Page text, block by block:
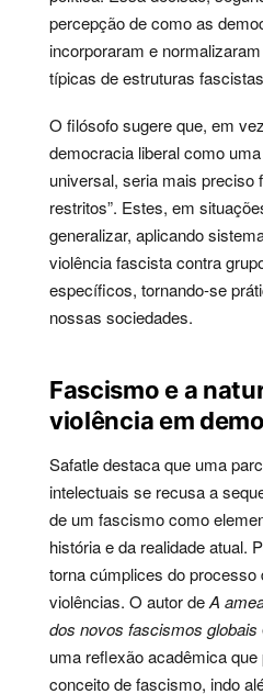
percepção de como as
incorporaram e
típicas de estruturas
O filósofo sugere que, em
democracia liberal como
universal, seria mais preciso
restritos”. Estes, em
generalizar, aplicando
violência fascista contra
específicos, tornando-se
nossas sociedades.
Fascismo e a
violência em
Safatle destaca que uma
intelectuais se recusa a
de um fascismo como
história e da realidade atual.
torna cúmplices do processo
violências. O autor deA
dos novos fascismos globais
uma reflexão acadêmica
conceito de fascismo, indo